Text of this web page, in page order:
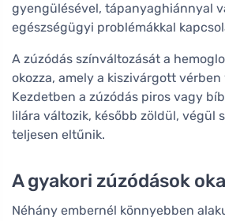
gyengülésével, tápanyaghiánnyal
egészségügyi problémákkal
A zúzódás színváltozását a
okozza, amely a kiszivárgott vérben
Kezdetben a zúzódás piros vagy
lilára változik, később zöldül, végül
teljesen eltűnik.
A gyakori zúzódások
Néhány embernél könnyebben